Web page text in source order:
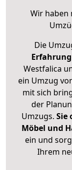
Wir haben
Die
Erfahrung
Westfalica
ein Umzug
mit sich
der
Umzugs. Sie
Möbel und
ein und
Ihrem